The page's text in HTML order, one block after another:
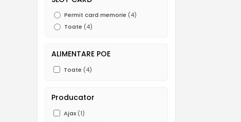
Permit card memorie (4)
Toate (4)
ALIMENTARE POE
Toate (4)
Producator
Ajax (1)